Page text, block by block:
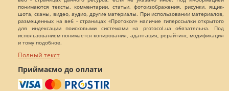
понимаются тексты, комментарии, статьи, фотоизображения, рисунки, ящик-
шота, сканы, видео, аудио, другие материалы. При использовании материалов,
размещенных на веб - страницах «Протокол» наличие гиперссылки открытого
для индексации поисковыми системами на protocol.ua обязательна. Под
использованием понимается копирования, адаптация, рерайтинг, модификация
и тому подобное.
Полный текст
Приймаємо до оплати